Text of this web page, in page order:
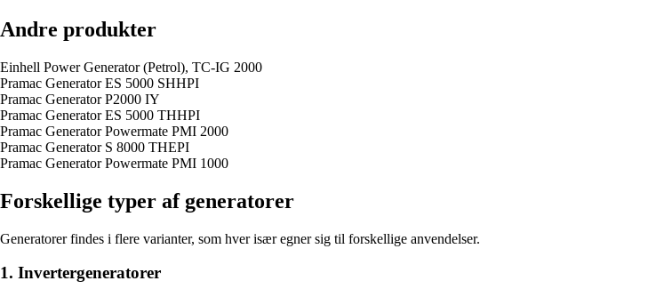
Andre produkter
Einhell Power Generator (Petrol), TC-IG 2000
Pramac Generator ES 5000 SHHPI
Pramac Generator P2000 IY
Pramac Generator ES 5000 THHPI
Pramac Generator Powermate PMI 2000
Pramac Generator S 8000 THEPI
Pramac Generator Powermate PMI 1000
Forskellige typer af generatorer
Generatorer findes i flere varianter, som hver især egner sig til forskellige anvendelser.
1. Invertergeneratorer